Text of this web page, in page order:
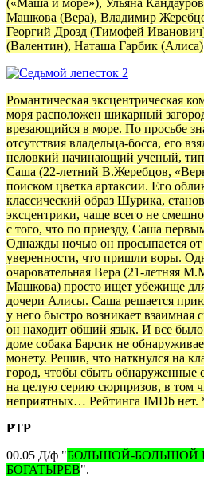
Машкова (Вера), Владимир
Георгий Дрозд (Тимофей
(Валентин), Наташа Гарбик (Алиса)
Романтическая эксцентрическая
моря расположен шикарный
врезающийся в море. По просьбе
отсутствия владельца-босса, его
неловкий начинающий ученый,
Саша (22-летний В.Жеребцов,
поиском цветка артаксии. Его
классический образ Шурика,
эксцентрики, чаще всего не
с того, что по приезду, Саша
Однажды ночью он просыпается
уверенности, что пришли воры.
очаровательная Вера (21-летняя
Машкова) просто ищет убежище
дочери Алисы. Саша решается
у него быстро возникает взаимная
он находит общий язык. И все
доме собака Барсик не
монету. Решив, что наткнулся на
город, чтобы сбыть обнаруженные
на целую серию сюрпризов, в том
неприятных… Рейтинга IMDb нет.
РТР
00.05 Д/ф "БОЛЬШОЙ-БОЛЬШОЙ
БОГАТЫРЕВ".